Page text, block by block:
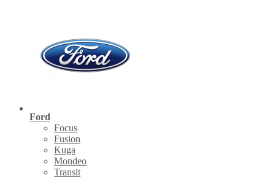
Ford
Focus
Fusion
Kuga
Mondeo
Transit